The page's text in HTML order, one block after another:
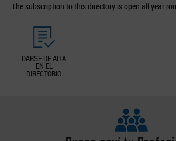
The subscription to this directory is open all year
DARSE DE ALTA
EN EL
DIRECTORIO